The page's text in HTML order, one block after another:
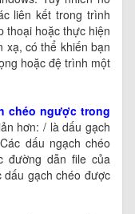
liên kết trong trình
thoại hoặc thực hiện
xạ, có thể khiến bạn
hoặc đệ trình một
chéo ngược trong
hơn: / là dấu gạch
dấu ngạch chéo
đường dẫn file của
dấu gạch chéo được